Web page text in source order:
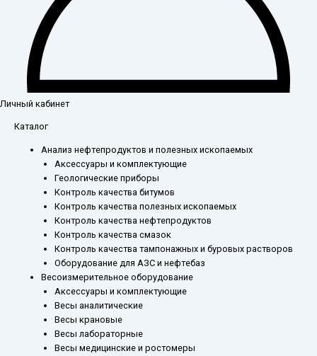
Личный кабинет
Каталог
Анализ нефтепродуктов и полезных ископаемых
Аксессуары и комплектующие
Геологические приборы
Контроль качества битумов
Контроль качества полезных ископаемых
Контроль качества нефтепродуктов
Контроль качества смазок
Контроль качества тампонажных и буровых растворов
Оборудование для АЗС и нефтебаз
Весоизмерительное оборудование
Аксессуары и комплектующие
Весы аналитические
Весы крановые
Весы лабораторные
Весы медицинские и ростомеры